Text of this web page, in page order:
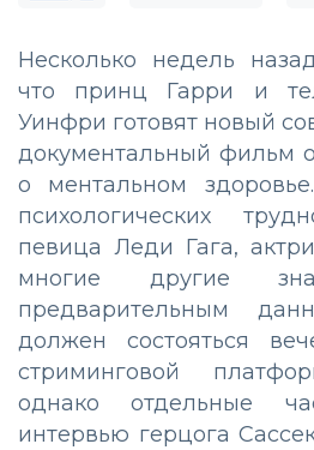
Несколько недель
что принц Гарри и
Уинфри готовят новый
документальный фильм
о ментальном
психологических
певица Леди Гага,
многие другие
предварительным
должен состояться
стриминговой
однако отдельные
интервью герцога